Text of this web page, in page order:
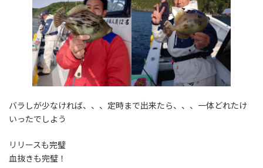
バラしが少なければ、、、定時まで出来たら、、、一体どれたけ
いったでしよう
リリースも完璧
血抜きも完璧！